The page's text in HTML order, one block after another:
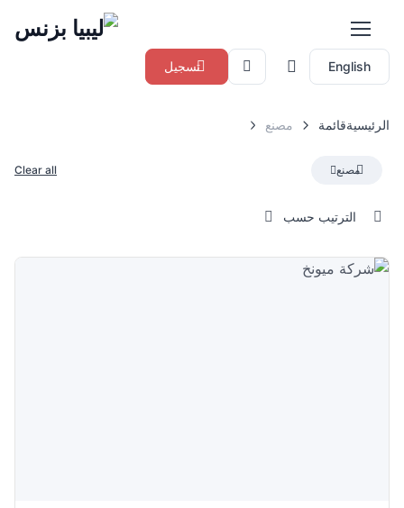
English تسجيل
الرئيسيةقائمة مصنع
مصنع Clear all
الترتيب حسب